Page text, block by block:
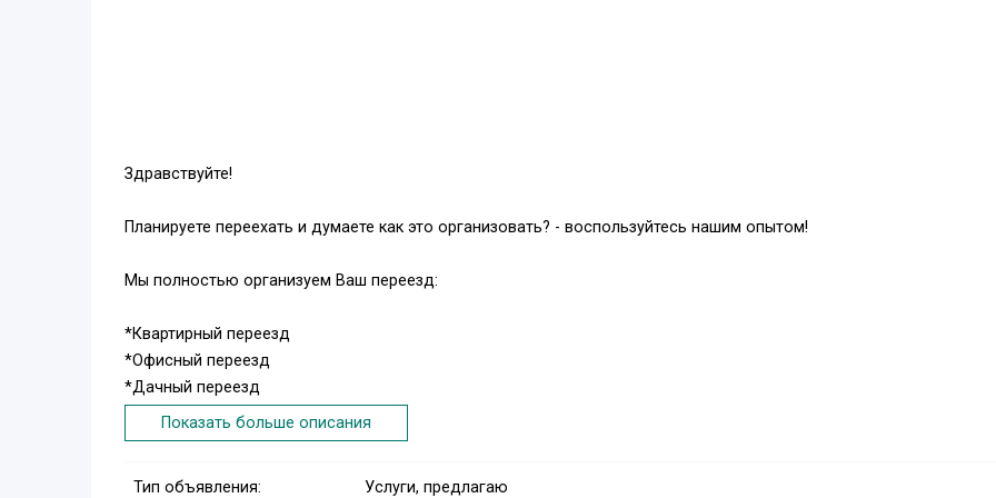
Здравствуйте!
Планируете переехать и думаете как это организовать? - воспользуйтесь нашим опытом!
Мы полностью организуем Ваш переезд:
*Квартирный переезд
*Офисный переезд
*Дачный переезд
*Междугородний переезд
Показать больше описания
Тип объявления:
Услуги, предлагаю